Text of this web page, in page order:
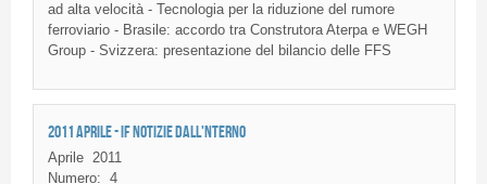
ad alta velocità - Tecnologia per la riduzione del rumore
ferroviario - Brasile: accordo tra Construtora Aterpa e WEGH
Group - Svizzera: presentazione del bilancio delle FFS
2011 APRILE - IF NOTIZIE DALL'NTERNO
Aprile
2011
Numero: 4